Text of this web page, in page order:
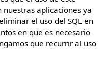
aplicaciones ya
el uso del SQL en
en que es necesario
que recurrir al uso